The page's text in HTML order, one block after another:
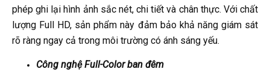
phép ghi lại hình ảnh sắc nét, chi tiết và chân thực. Với chất
lượng Full HD, sản phẩm này đảm bảo khả năng giám sát
rõ ràng ngay cả trong môi trường có ánh sáng yếu.
Công nghệ Full-Color ban đêm